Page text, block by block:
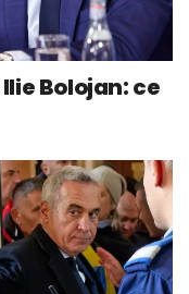
Bolojan: ce